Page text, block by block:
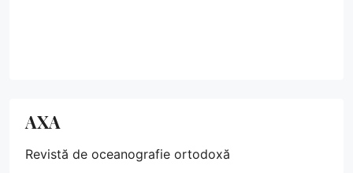
AXA
Revistă de oceanografie ortodoxă